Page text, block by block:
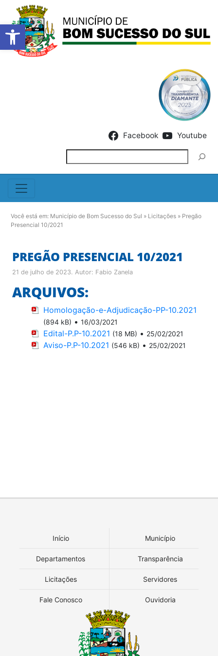
Barra de Ferramentas
Facebook Youtube
Você está em: Município de Bom Sucesso do Sul » Licitações » Pregão
Presencial 10/2021
PREGÃO PRESENCIAL 10/2021
21 de julho de 2023. Autor: Fabio Zanela
ARQUIVOS:
Homologação-e-Adjudicação-PP-10.2021
(894 kB) • 16/03/2021
Edital-P.P-10.2021 (18 MB) • 25/02/2021
Aviso-P.P-10.2021 (546 kB) • 25/02/2021
Início Município
Departamentos Transparência
Licitações Servidores
Fale Conosco Ouvidoria